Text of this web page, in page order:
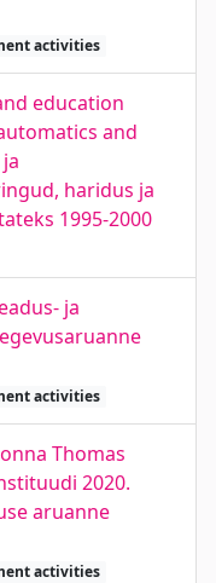
activities
education
and
haridus ja
1995-2000
ja
activities
Thomas
2020.
aruanne
activities